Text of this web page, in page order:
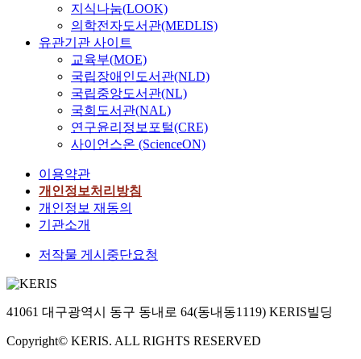
지식나눔(LOOK)
의학전자도서관(MEDLIS)
유관기관 사이트
교육부(MOE)
국립장애인도서관(NLD)
국립중앙도서관(NL)
국회도서관(NAL)
연구윤리정보포털(CRE)
사이언스온 (ScienceON)
이용약관
개인정보처리방침
개인정보 재동의
기관소개
저작물 게시중단요청
41061 대구광역시 동구 동내로 64(동내동1119) KERIS빌딩
Copyright© KERIS. ALL RIGHTS RESERVED